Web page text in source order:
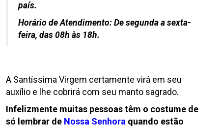
país.
Horário de Atendimento: De segunda a sexta-
feira, das 08h às 18h.
A Santíssima Virgem certamente virá em seu
auxílio e lhe cobrirá com seu manto sagrado.
Infelizmente muitas pessoas têm o costume de
só lembrar de Nossa Senhora quando estão